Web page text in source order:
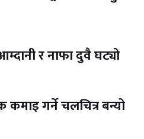
र नाफा दुवै घट्यो
कमाइ गर्ने चलचित्र बन्यो